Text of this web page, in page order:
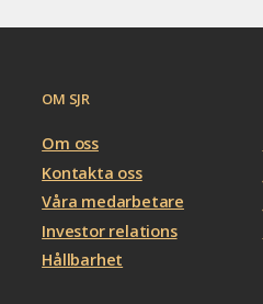
OM SJR
Om oss
Kontakta oss
Våra medarbetare
Investor relations
Hållbarhet